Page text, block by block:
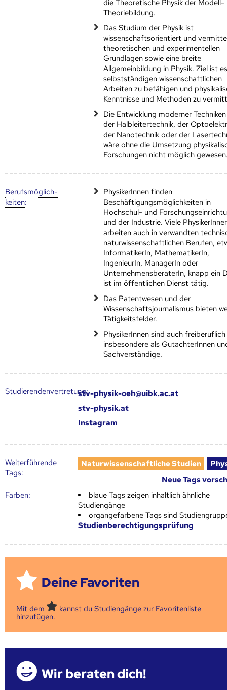
die Theoretische Physik der Modell-
Theoriebildung.
Das Studium der Physik ist
wissenschaftsorientiert und
theoretischen und experimentellen
Grundlagen sowie eine breite
Allgemeinbildung in Physik. Ziel ist
selbstständigen wissenschaftlichen
Arbeiten zu befähigen und
Kenntnisse und Methoden zu
Die Entwicklung moderner
der Halbleitertechnik, der
der Nanotechnik oder der
wäre ohne die Umsetzung
Forschungen nicht möglich
Berufs­möglich­
keiten:
PhysikerInnen finden
Beschäftigungsmöglichkeiten in
Hochschul- und
und der Industrie. Viele
arbeiten auch in verwandten
naturwissenschaftlichen Berufen,
InformatikerIn, MathematikerIn,
IngenieurIn, ManagerIn oder
UnternehmensberaterIn, knapp ein
ist im öffentlichen Dienst tätig.
Das Patentwesen und der
Wissenschaftsjournalismus bieten
Tätigkeitsfelder.
PhysikerInnen sind auch
insbesondere als GutachterInnen
Sachverständige.
Studierendenvertretung:stv-physik-oeh@uibk.ac.at
stv-physik.at
Instagram
Weiter­führende
Tags:
Naturwissenschaftliche Studien
Neue Tags
Farben:
blaue Tags zeigen inhaltlich ähnliche
Studiengänge
organgefarbene Tags sind
Studienberechtigungsprüfung
Deine Favoriten
Mit dem
kannst du Studiengänge zur Favoritenliste
hinzufügen.
Wir beraten dich!